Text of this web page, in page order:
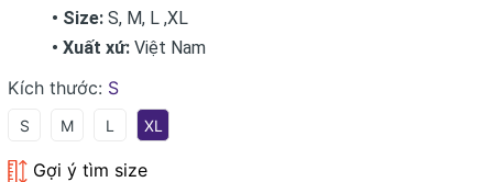
• Size: S, M, L ,XL
• Xuất xứ: Việt Nam
Kích thước: S
S M L XL
Gợi ý tìm size